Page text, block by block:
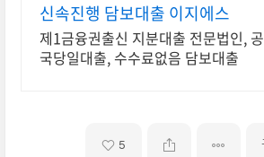
신속진행 담보대출 이지에스
제1금융권출신 지분대출 전문법인,
국당일대출, 수수료없음 담보대출
5